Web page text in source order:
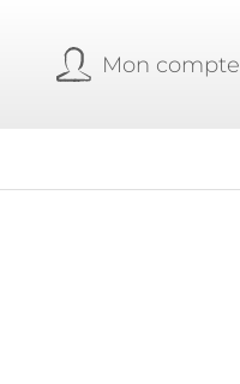
Mon compte